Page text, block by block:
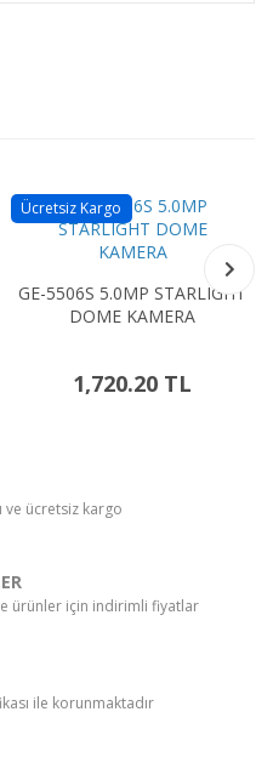
GE-5506S 5.0MP STARLIGHT
DOME KAMERA
1,720.20 TL
Ücretsiz Kargo
ve ücretsiz kargo
ürünler için indirimli fiyatlar
ile korunmaktadır